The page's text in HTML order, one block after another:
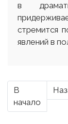
в
стремится
явлений в
В
начало